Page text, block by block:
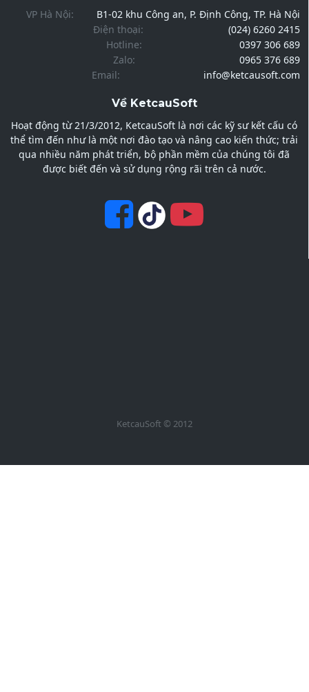
VP Hà Nội:
B1-02 khu Công an, P. Định Công, TP. Hà Nội
Điện thoại:
(024) 6260 2415
Hotline:
0397 306 689
Zalo:
0965 376 689
Email:
info@ketcausoft.com
Về KetcauSoft
Hoạt động từ 21/3/2012, KetcauSoft là nơi các kỹ sư kết cấu có
thể tìm đến như là một nơi đào tạo và nâng cao kiến thức; trải
qua nhiều năm phát triển, bộ phần mềm của chúng tôi đã
được biết đến và sử dụng rộng rãi trên cả nước.
KetcauSoft © 2012